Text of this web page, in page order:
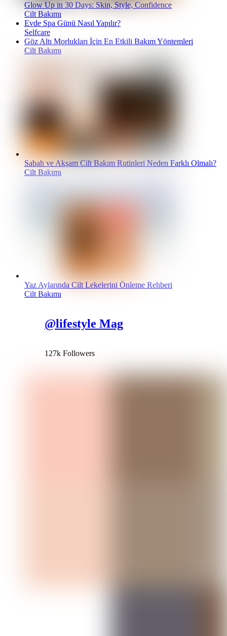
Glow Up in 30 Days: Skin, Style, Confidence
Cilt Bakımı
Evde Spa Günü Nasıl Yapılır?
Selfcare
Göz Altı Morlukları İçin En Etkili Bakım Yöntemleri
Cilt Bakımı
Sabah ve Akşam Cilt Bakım Rutinleri Neden Farklı Olmalı?
Cilt Bakımı
Yaz Aylarında Cilt Lekelerini Önleme Rehberi
Cilt Bakımı
@lifestyle Mag
127k Followers